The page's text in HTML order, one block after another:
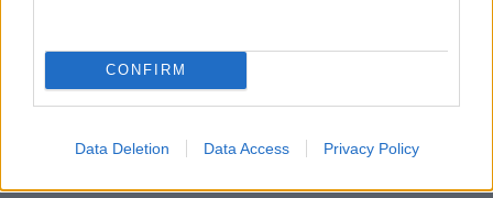
CONFIRM
Data Deletion Data Access Privacy Policy